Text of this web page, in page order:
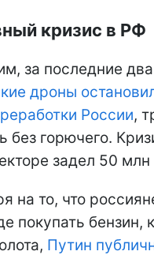
кризис в РФ
за последние
дроны
России,
без горючего.
задел 50
на то, что
покупать бензин,
Путин